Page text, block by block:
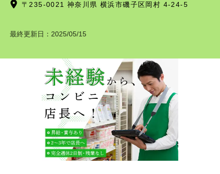
〒235-0021 神奈川県 横浜市磯子区岡村 4-24-5
最終更新日： 2025/05/15